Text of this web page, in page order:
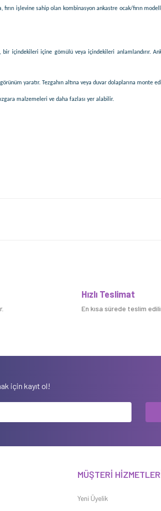
işlevine sahip olan kombinasyon ankastre ocak/fırın
içindekileri içine gömülü veya içindekileri anlamlandırır.
yaratır. Tezgahın altına veya duvar dolaplarına monte
malzemeleri ve daha fazlası yer alabilir.
Hızlı Teslimat
En kısa sürede teslim
için kayıt ol!
MÜŞTERİ
Yeni Üyelik